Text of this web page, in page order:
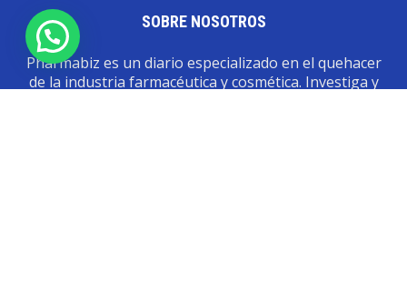
SOBRE NOSOTROS
Pharmabiz es un diario especializado en el quehacer
de la industria farmacéutica y cosmética. Investiga y